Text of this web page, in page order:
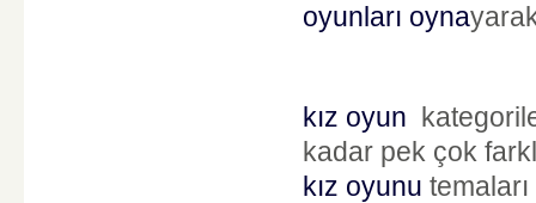
oyunları oyna
kız oyun
kadar pek çok
kız oyunu